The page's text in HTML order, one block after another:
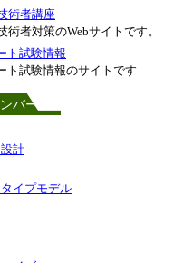
術者講座
術者対策のWebサイトです。
ト試験情報
ト試験情報のサイトです
バー
計
イプモデル